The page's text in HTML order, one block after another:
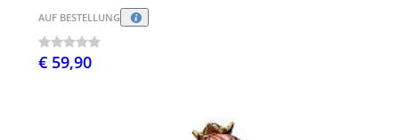
AUF BESTELLUNG
€ 59,90